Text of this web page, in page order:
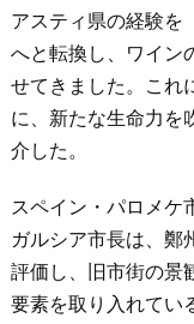
アスティ県の経験を
へと転換し、ワイン
せてきました。これ
に、新たな生命力を
介した。
スペイン・パロメケ
ガルシア市長は、鄭
評価し、旧市街の景
要素を取り入れてい